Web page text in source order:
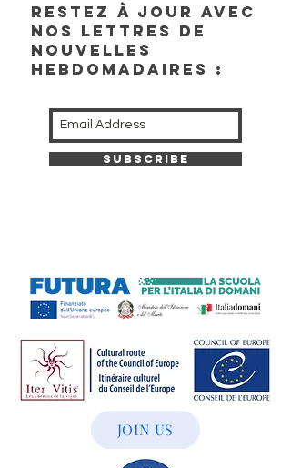
RESTEZ À JOUR AVEC
NOS LETTRES DE
NOUVELLES
HEBDOMADAIRES :
Subscribe
JOIN US